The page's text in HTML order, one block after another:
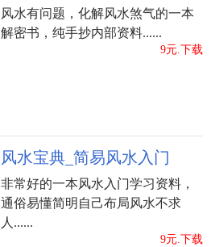
风水有问题，化解风水煞气的一本
解密书，纯手抄内部资料......
9元.下载
风水宝典_简易风水入门
非常好的一本风水入门学习资料，
通俗易懂简明自己布局风水不求
人......
9元.下载